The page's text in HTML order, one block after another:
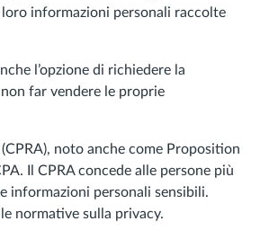
informazioni personali raccolte
l’opzione di richiedere la
far vendere le proprie
noto anche come Proposition
Il CPRA concede alle persone più
informazioni personali sensibili.
normative sulla privacy.